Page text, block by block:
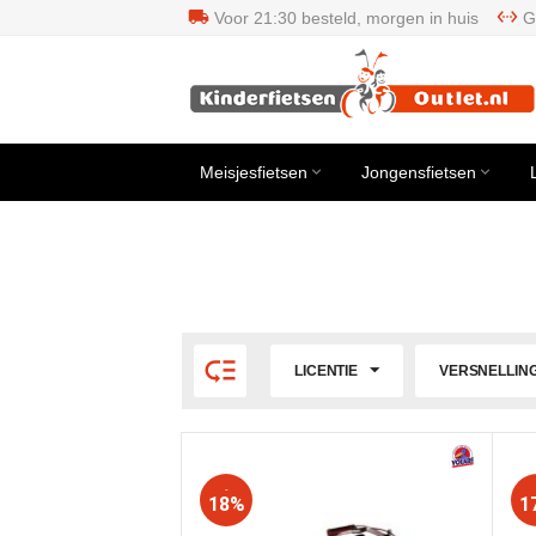
local_shipping Voor 21:30 besteld, morgen in huis settings_ethernet
Meisjesfietsen  Jongensfietsen 
 LICENTIE
-
18%